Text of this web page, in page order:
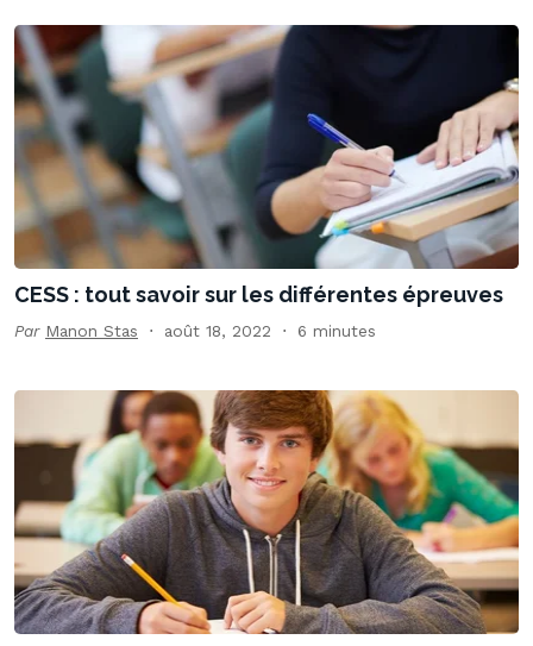
CESS : tout savoir sur les différentes épreuves
Par Manon Stas août 18, 2022 6 minutes